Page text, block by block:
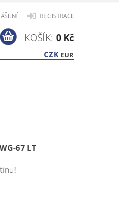
REGISTRACE
CZK EUR
KOŠÍK: 0 Kč
67 LT